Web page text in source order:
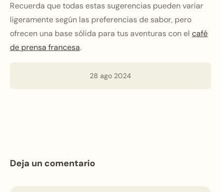
Recuerda que todas estas sugerencias pueden variar
ligeramente según las preferencias de sabor, pero
ofrecen una base sólida para tus aventuras con el café
de prensa francesa.
28 ago 2024
Deja un comentario